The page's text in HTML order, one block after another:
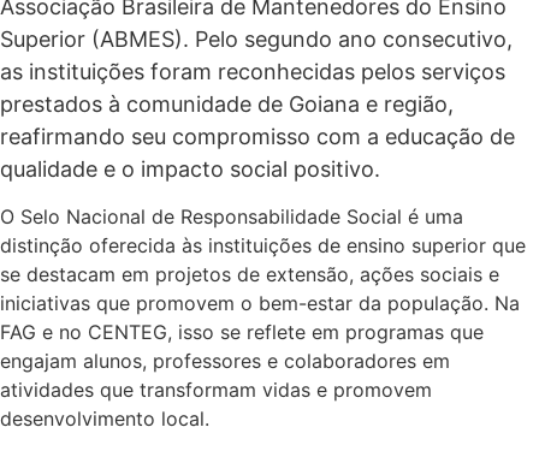
Associação Brasileira de Mantenedores do Ensino
Superior (ABMES). Pelo segundo ano consecutivo,
as instituições foram reconhecidas pelos serviços
prestados à comunidade de Goiana e região,
reafirmando seu compromisso com a educação de
qualidade e o impacto social positivo.
O Selo Nacional de Responsabilidade Social é uma
distinção oferecida às instituições de ensino superior que
se destacam em projetos de extensão, ações sociais e
iniciativas que promovem o bem-estar da população. Na
FAG e no CENTEG, isso se reflete em programas que
engajam alunos, professores e colaboradores em
atividades que transformam vidas e promovem
desenvolvimento local.